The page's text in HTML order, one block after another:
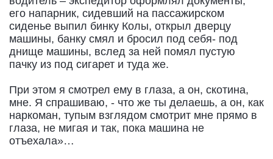
его напарник, сидевший на пассажирском
сиденье выпил бинку Колы, открыл дверцу
машины, банку смял и бросил под себя- под
днище машины, вслед за ней помял пустую
пачку из под сигарет и туда же.
При этом я смотрел ему в глаза, а он, скотина,
мне. Я спрашиваю, - что же ты делаешь, а он, как
наркоман, тупым взглядом смотрит мне прямо в
глаза, не мигая и так, пока машина не
отъехала»…